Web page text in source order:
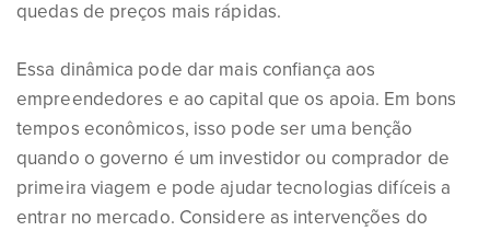
quedas de preços mais rápidas.
Essa dinâmica pode dar mais confiança aos
empreendedores e ao capital que os apoia. Em bons
tempos econômicos, isso pode ser uma benção
quando o governo é um investidor ou comprador de
primeira viagem e pode ajudar tecnologias difíceis a
entrar no mercado. Considere as intervenções do